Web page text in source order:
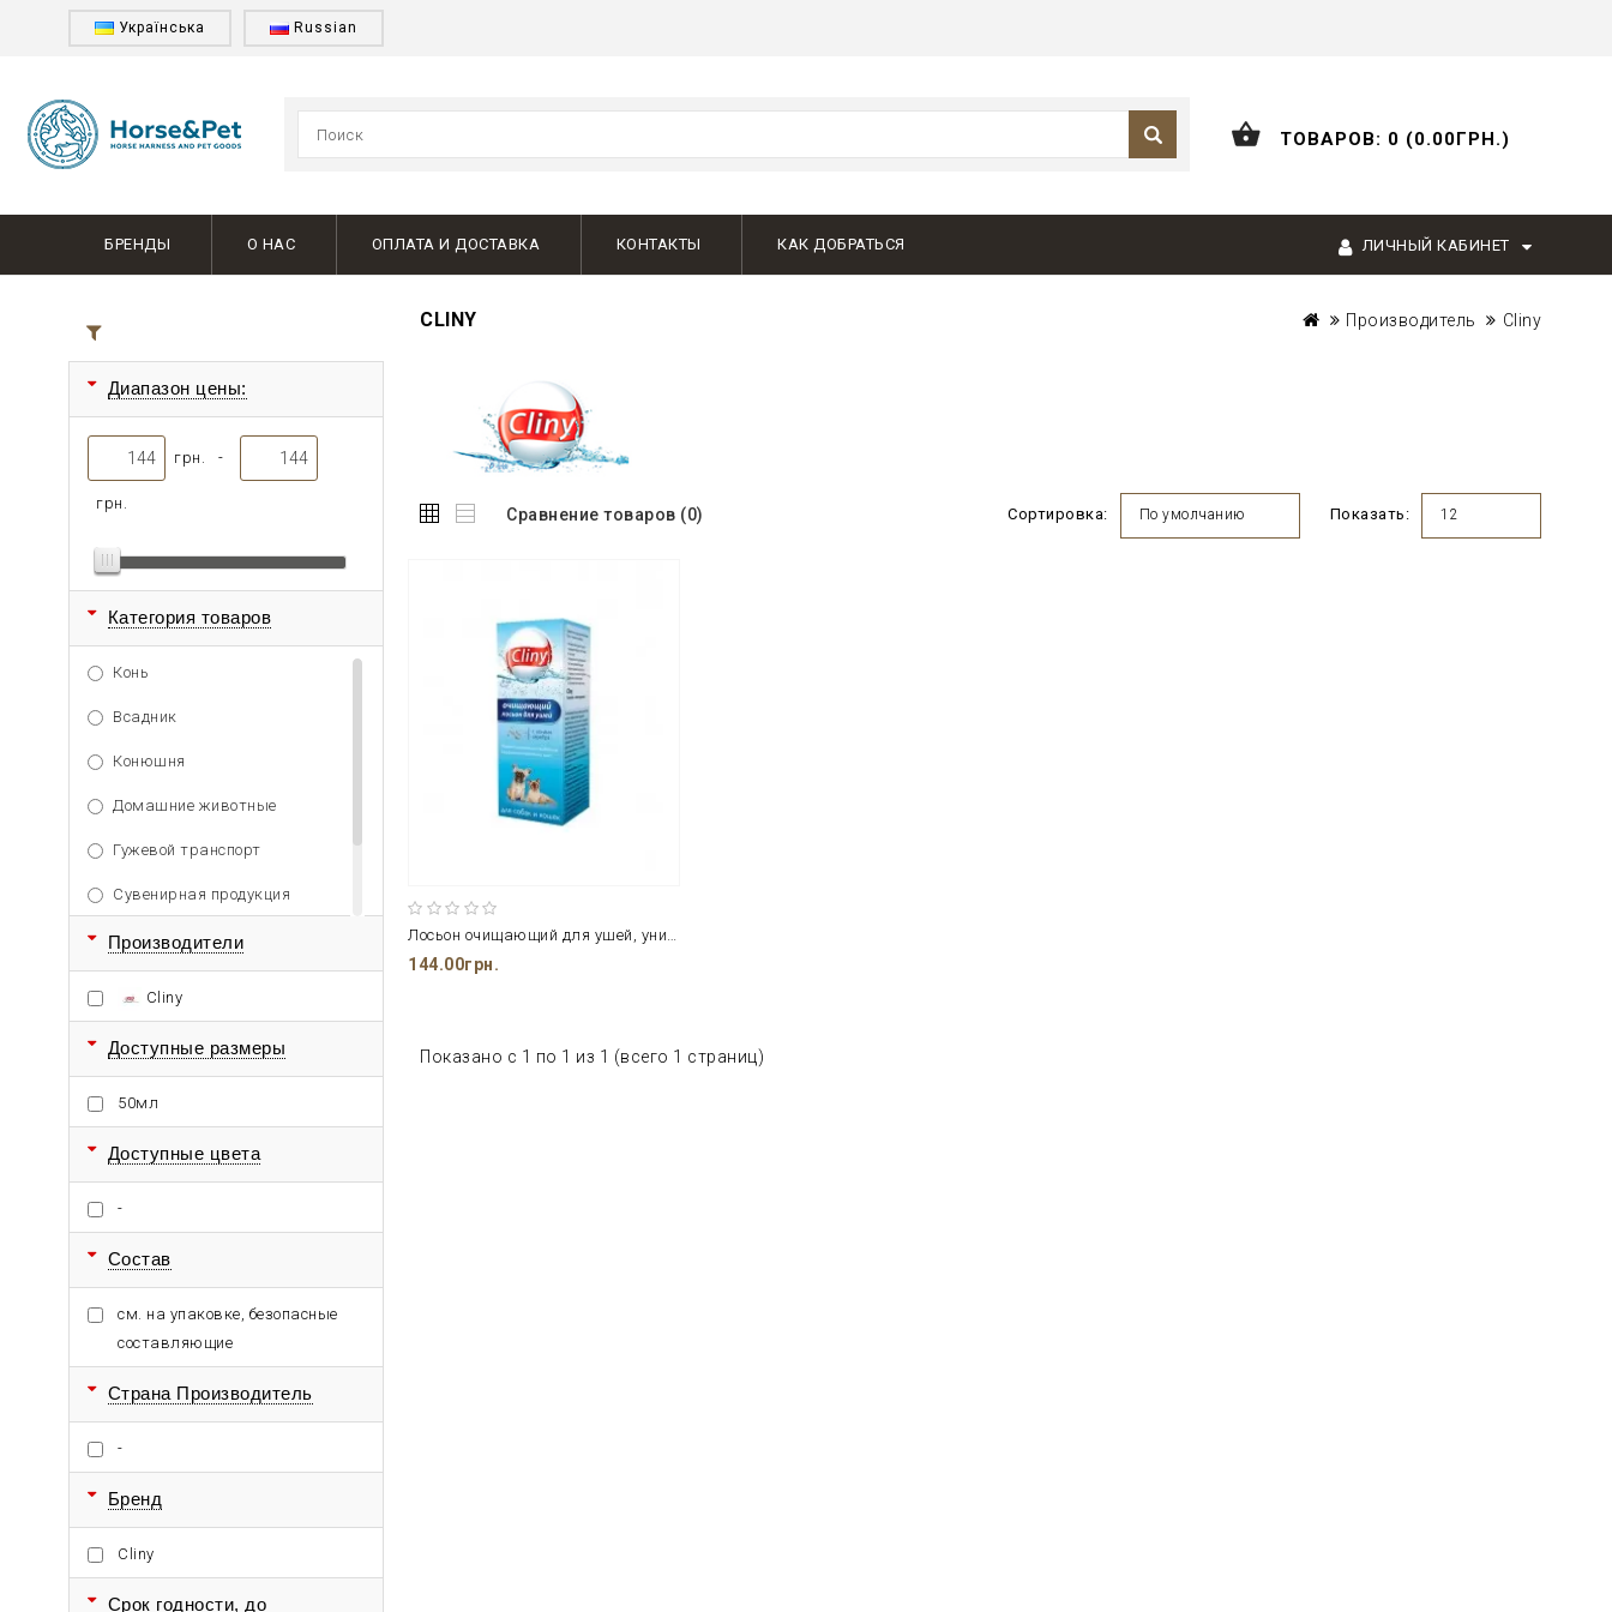
Українська Russian
ТОВАРОВ: 0 (0.00ГРН.)
БРЕНДЫ О НАС ОПЛАТА И ДОСТАВКА КОНТАКТЫ КАК ДОБРАТЬСЯ ЛИЧНЫЙ КАБИНЕТ
Диапазон цены:
грн. -
грн.
Категория товаров
Конь
Всадник
Конюшня
Домашние животные
Гужевой транспорт
Сувенирная продукция
Активный отдых
Производители
Cliny
Доступные размеры
50мл
Доступные цвета
-
Состав
см. на упаковке, безопасные
составляющие
Страна Производитель
-
Бренд
Cliny
Срок годности, до
Производитель Cliny
CLINY
Сравнение товаров (0) Сортировка: По умолчанию Показать: 12
144.00грн.
Показано с 1 по 1 из 1 (всего 1 страниц)